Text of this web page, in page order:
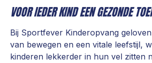
VOOR IEDER KIND EEN GEZONDE
Bij Sportfever Kinderopvang
van bewegen en een vitale leefstijl,
kinderen lekkerder in hun vel zitten